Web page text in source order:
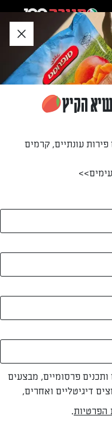
הקיץ
עונתיים, קרמים
פרסומיים, מבצעים
דיגיטליים ואחרים,
הפרטיות.